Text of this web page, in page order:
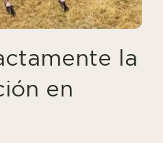
la
en